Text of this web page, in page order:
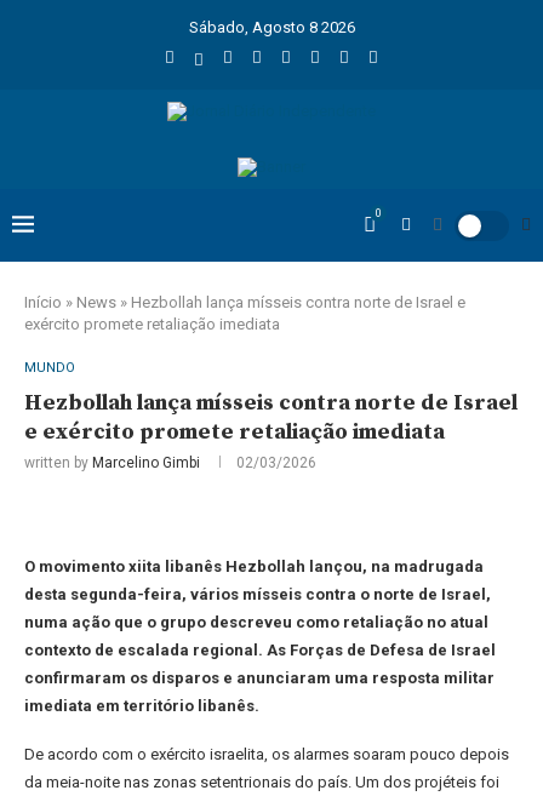
Sábado, Agosto 8 2026
0
Início » News » Hezbollah lança mísseis contra norte de Israel e
exército promete retaliação imediata
MUNDO
Hezbollah lança mísseis contra norte de Israel
e exército promete retaliação imediata
written by Marcelino Gimbi 02/03/2026
O movimento xiita libanês Hezbollah lançou, na madrugada
desta segunda-feira, vários mísseis contra o norte de Israel,
numa ação que o grupo descreveu como retaliação no atual
contexto de escalada regional. As Forças de Defesa de Israel
confirmaram os disparos e anunciaram uma resposta militar
imediata em território libanês.
De acordo com o exército israelita, os alarmes soaram pouco depois
da meia-noite nas zonas setentrionais do país. Um dos projéteis foi